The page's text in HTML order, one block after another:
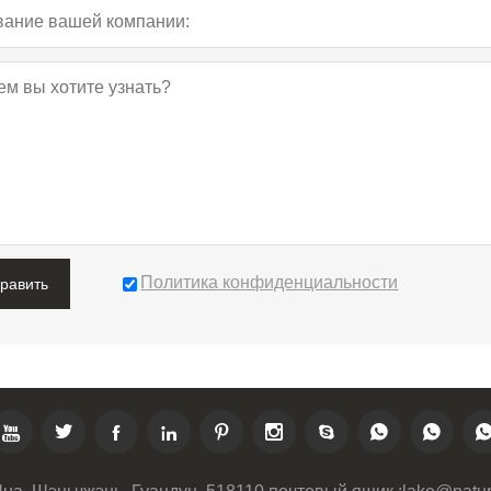
Политика конфиденциальности
        